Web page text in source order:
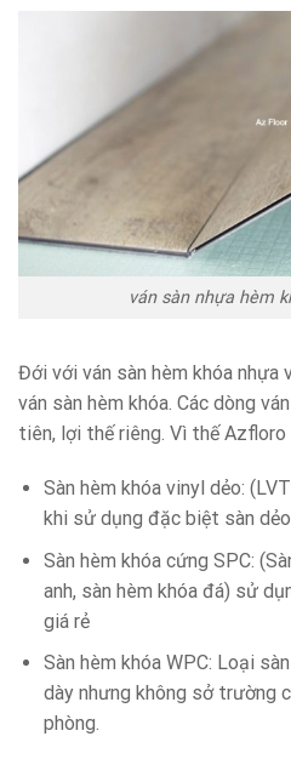
ván sàn nhựa hèm
Đới với ván sàn hèm khóa nhựa
ván sàn hèm khóa. Các dòng
tiên, lợi thế riêng. Vì thế Azfloro
Sàn hèm khóa vinyl dẻo:
khi sử dụng đặc biệt sàn
Sàn hèm khóa cứng SPC:
anh, sàn hèm khóa đá) sử
giá rẻ
Sàn hèm khóa WPC: Loại
dày nhưng không sở trường
phòng.